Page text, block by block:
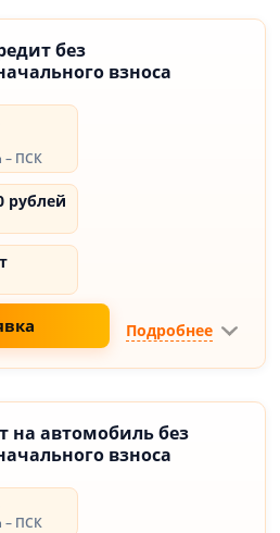
без
взноса
– ПСК
рублей
Подробнее
на автомобиль без
взноса
– ПСК